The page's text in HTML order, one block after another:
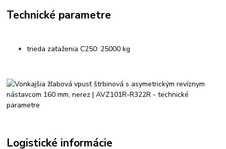
Technické parametre
trieda zaťaženia C250: 25000 kg
Logistické informácie